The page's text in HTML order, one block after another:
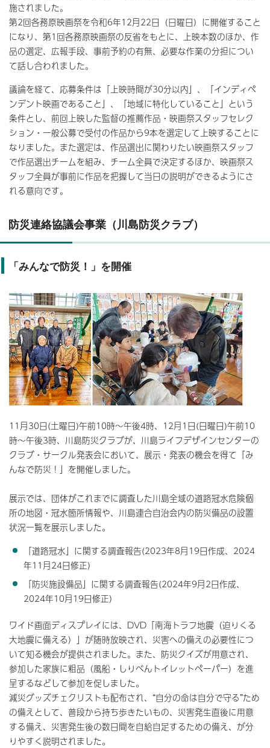
施されました。
第2回各務原映画祭を令和6年12月22日（日曜日）に開催すること
になり、第1回各務原映画祭の反省をもとに、上映本数のほか、作
品の選定、広報手段、事前予約の有無、必要な作業の分担につい
て話し合われました。
議論を経て、応募条件は「上映時間が30分以内」、「インディペ
ンデント映画であること」、「地域に特化していること」という
条件とし、前回上映した監督の推薦作品・映画祭スタッフセレク
ション・一般公募で受付の作品から9本を選定して上映することに
なりました。また選定は、作品選出に関わりたい映画祭スタッフ
で作品選出チームを組み、チーム全員で決定するほか、映画祭ス
タッフ全員が事前に作品を把握して当日の説明ができるようにさ
れる意向です。
防災連絡協議会事業（川島防災クラブ）
「みんなで防災！」を開催
11月30日(土曜日)午前10時～午後4時、12月1日(日曜日)午前10
時～午後3時、川島防災クラブが、川島ライフデザインセンターの
クラブ・サークル発表会において、展示・発表の機会を得て「み
んなで防災！」を開催しました。
展示では、団体がこれまでに調査した川島全域の道路冠水危険個
所の地図・冠水箇所情報や、川島連合自治会内の防災備品の設置
状況一覧を展示しました。
「道路冠水」に関する調査報告(2023年8月19日作成、2024
年11月24日修正）
「防災施設備品」に関する調査報告(2024年9月2日作成、
2024年10月19日修正）
ワイド画面ディスプレイには、DVD「南海トラフ地震（迫りくる
大地震に備える）」が随時放映され、災害への備えの必要性につ
いて知る機会が提供されました。また、防災クイズが用意され、
参加した家族に粗品（風船・しりべんトイレットペーパー）を進
呈するなどして参加を促しました。
減災グッズチェクリストも配布され、“自分の命は自分で守る”ため
の備えとして、普段から持ち歩きたいもの、災害発生直後に用意
する備え、災害発生後の数日間を自給自足するための備え、が分
りやすく説明されました。